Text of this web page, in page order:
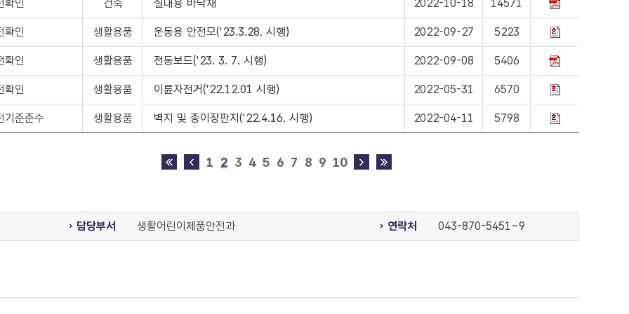
확인 건축 실내용 바닥재 2022-10-18 14571
확인 생활용품 운동용 안전모('23.3.28. 시행) 2022-09-27 5223
확인 생활용품 전동보드('23. 3. 7. 시행) 2022-09-08 5406
확인 생활용품 이륜자전거('22.12.01 시행) 2022-05-31 6570
기준준수 생활용품 벽지 및 종이장판지('22.4.16. 시행) 2022-04-11 5798
1 2 3 4 5 6 7 8 9 10
담당부서 생활어린이제품안전과 연락처 043-870-5451~9